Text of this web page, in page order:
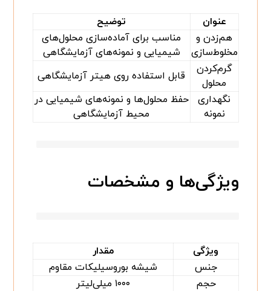
عنوان
توضیح
هم‌زدن و
مخلوط‌سازی
مناسب برای آماده‌سازی محلول‌های
شیمیایی و نمونه‌های آزمایشگاهی
گرم‌کردن
محلول
قابل استفاده روی هیتر آزمایشگاهی
نگهداری
نمونه
حفظ محلول‌ها و نمونه‌های شیمیایی در
محیط آزمایشگاهی
ویژگی‌ها و مشخصات
ویژگی
مقدار
جنس
شیشه بوروسیلیکات مقاوم
حجم
۱۰۰۰ میلی‌لیتر